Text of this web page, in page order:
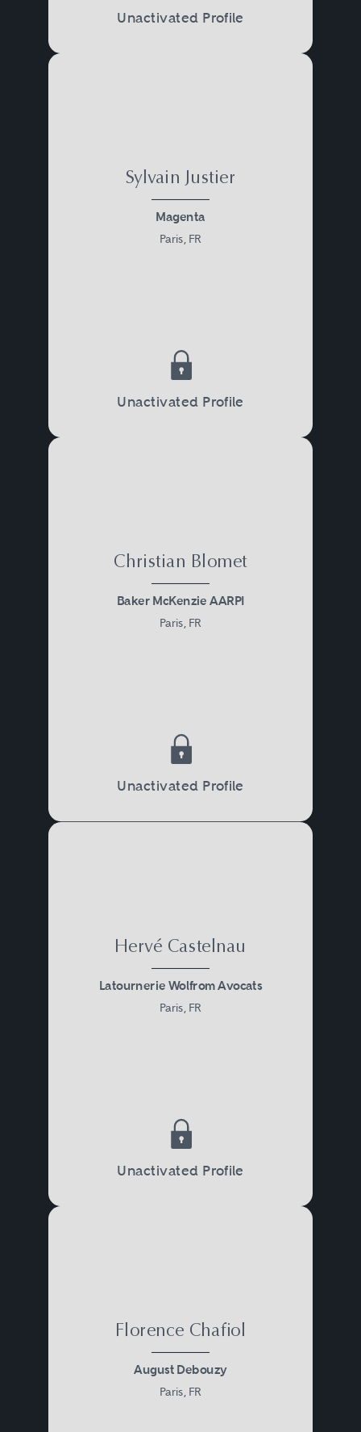
Unactivated Profile
Sylvain Justier
Magenta
Paris, FR
Unactivated Profile
Christian Blomet
Baker McKenzie AARPI
Paris, FR
Unactivated Profile
Hervé Castelnau
Latournerie Wolfrom Avocats
Paris, FR
Unactivated Profile
Florence Chafiol
August Debouzy
Paris, FR